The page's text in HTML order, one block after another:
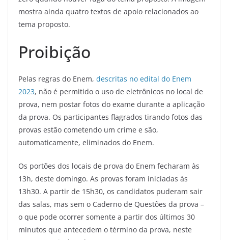
mostra ainda quatro textos de apoio relacionados ao
tema proposto.
Proibição
Pelas regras do Enem, descritas no edital do Enem
2023, não é permitido o uso de eletrônicos no local de
prova, nem postar fotos do exame durante a aplicação
da prova. Os participantes flagrados tirando fotos das
provas estão cometendo um crime e são,
automaticamente, eliminados do Enem.
Os portões dos locais de prova do Enem fecharam às
13h, deste domingo. As provas foram iniciadas às
13h30. A partir de 15h30, os candidatos puderam sair
das salas, mas sem o Caderno de Questões da prova –
o que pode ocorrer somente a partir dos últimos 30
minutos que antecedem o término da prova, neste